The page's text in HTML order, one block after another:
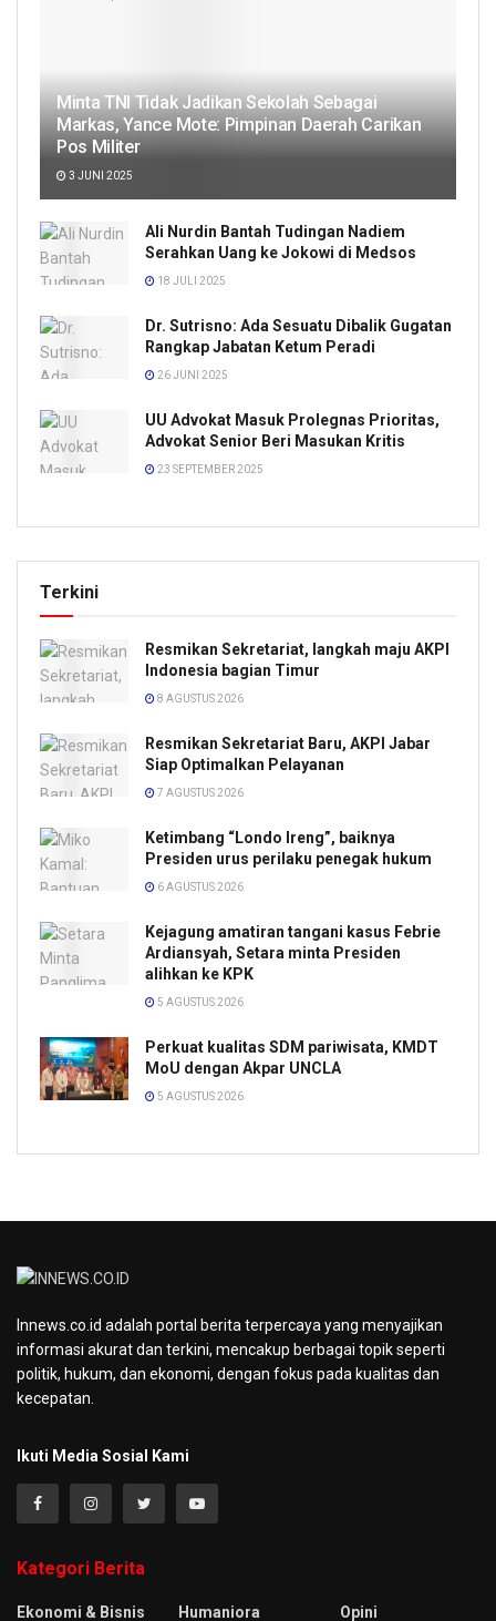
Minta TNI Tidak Jadikan Sekolah Sebagai
Markas, Yance Mote: Pimpinan Daerah Carikan
Pos Militer
3 JUNI 2025
Ali Nurdin Bantah Tudingan Nadiem
Serahkan Uang ke Jokowi di Medsos
18 JULI 2025
Dr. Sutrisno: Ada Sesuatu Dibalik Gugatan
Rangkap Jabatan Ketum Peradi
26 JUNI 2025
UU Advokat Masuk Prolegnas Prioritas,
Advokat Senior Beri Masukan Kritis
23 SEPTEMBER 2025
Terkini
Resmikan Sekretariat, langkah maju AKPI
Indonesia bagian Timur
8 AGUSTUS 2026
Resmikan Sekretariat Baru, AKPI Jabar
Siap Optimalkan Pelayanan
7 AGUSTUS 2026
Ketimbang “Londo Ireng”, baiknya
Presiden urus perilaku penegak hukum
6 AGUSTUS 2026
Kejagung amatiran tangani kasus Febrie
Ardiansyah, Setara minta Presiden
alihkan ke KPK
5 AGUSTUS 2026
Perkuat kualitas SDM pariwisata, KMDT
MoU dengan Akpar UNCLA
5 AGUSTUS 2026
Innews.co.id adalah portal berita terpercaya yang menyajikan
informasi akurat dan terkini, mencakup berbagai topik seperti
politik, hukum, dan ekonomi, dengan fokus pada kualitas dan
kecepatan.
Ikuti Media Sosial Kami
Kategori Berita
Ekonomi & Bisnis Humaniora Opini